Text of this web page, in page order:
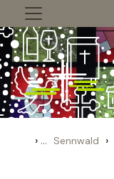
Zum Inhalt springen
› ... Sennwald ›